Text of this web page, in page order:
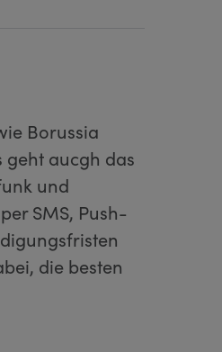
Borussia
aucgh das
und
SMS, Push-
die besten